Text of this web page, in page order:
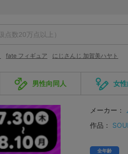
fate フィギュア にじさんじ 加賀美ハヤト
男性向同人 女
メーカー：
作品：
全年齢